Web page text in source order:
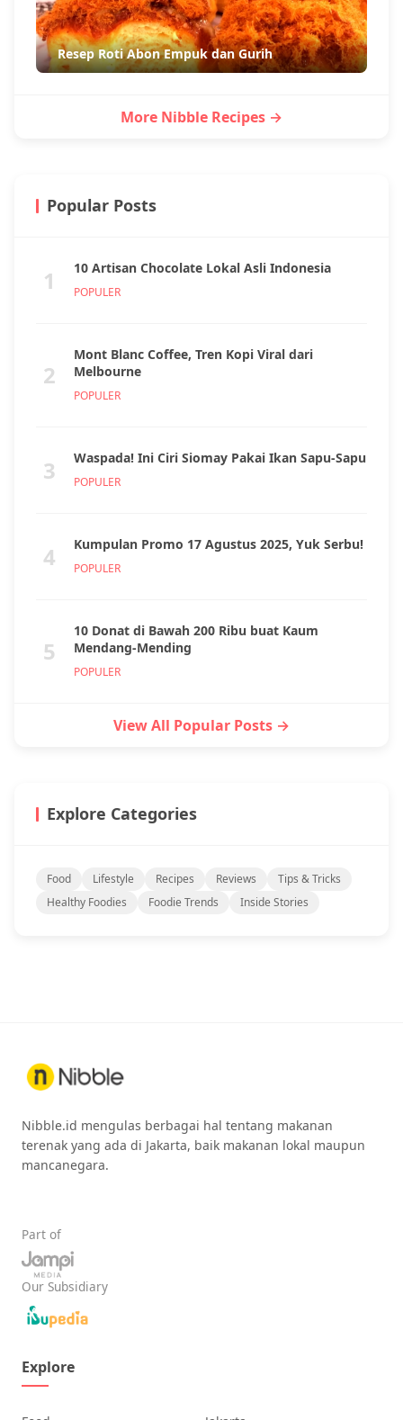
Resep Roti Abon Empuk dan Gurih
More Nibble Recipes →
Popular Posts
1 10 Artisan Chocolate Lokal Asli Indonesia
POPULER
2
Mont Blanc Coffee, Tren Kopi Viral dari
Melbourne
POPULER
3 Waspada! Ini Ciri Siomay Pakai Ikan Sapu-Sapu
POPULER
4 Kumpulan Promo 17 Agustus 2025, Yuk Serbu!
POPULER
5
10 Donat di Bawah 200 Ribu buat Kaum
Mendang-Mending
POPULER
View All Popular Posts →
Explore Categories
Food Lifestyle Recipes Reviews
Tips & Tricks
Healthy Foodies
Foodie Trends Inside Stories
Nibble.id mengulas berbagai hal tentang makanan
terenak yang ada di Jakarta, baik makanan lokal maupun
mancanegara.
Part of
Our Subsidiary
Explore